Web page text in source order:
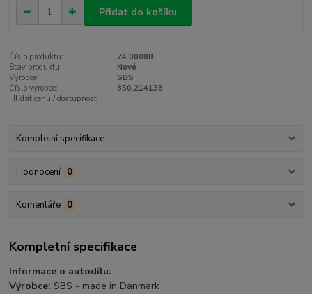
Přidat do košíku
Číslo produktu:
24.00088
Stav produktu:
Nové
Výrobce:
SBS
Číslo výrobce:
850.214138
Hlídat cenu / dostupnost
Kompletní specifikace
Hodnocení 0
Komentáře 0
Kompletní specifikace
Informace o autodílu:
Výrobce: SBS - made in Danmark